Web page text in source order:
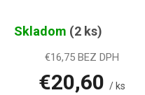
42x20x33 cm, na
náradie, PLU
29450
Skladom (2 ks)
€16,75 BEZ DPH
€20,60 / ks